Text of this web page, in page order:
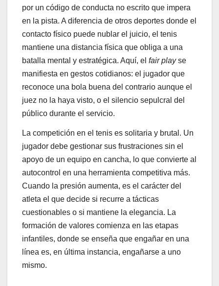
por un código de conducta no escrito que impera
en la pista. A diferencia de otros deportes donde el
contacto físico puede nublar el juicio, el tenis
mantiene una distancia física que obliga a una
batalla mental y estratégica. Aquí, el fair playse
manifiesta en gestos cotidianos: el jugador que
reconoce una bola buena del contrario aunque el
juez no la haya visto, o el silencio sepulcral del
público durante el servicio.
La competición en el tenis es solitaria y brutal. Un
jugador debe gestionar sus frustraciones sin el
apoyo de un equipo en cancha, lo que convierte al
autocontrol en una herramienta competitiva más.
Cuando la presión aumenta, es el carácter del
atleta el que decide si recurre a tácticas
cuestionables o si mantiene la elegancia. La
formación de valores comienza en las etapas
infantiles, donde se enseña que engañar en una
línea es, en última instancia, engañarse a uno
mismo.